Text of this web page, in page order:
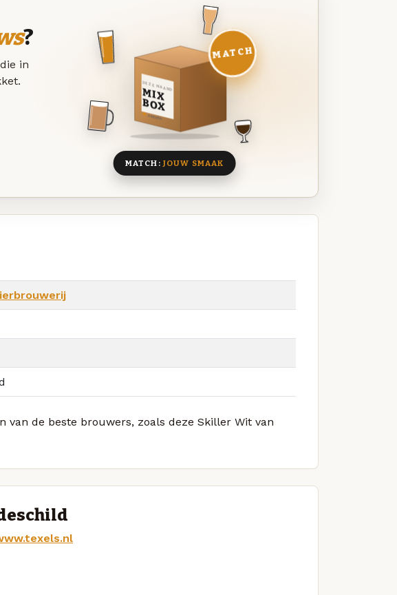
?
in
DEZE MAAND
MIX
BOX
8 BIEREN
MATCH
MATCH: JOUW SMAAK
van de beste brouwers, zoals deze Skiller Wit van